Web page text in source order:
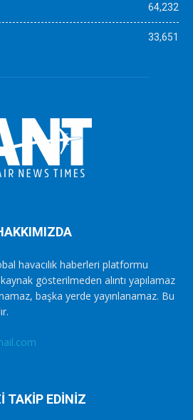
64,232
33,651
havacılık haberleri platformu
gösterilmeden alıntı yapılamaz
başka yerde yayınlanamaz. Bu
TAKİP EDİNİZ